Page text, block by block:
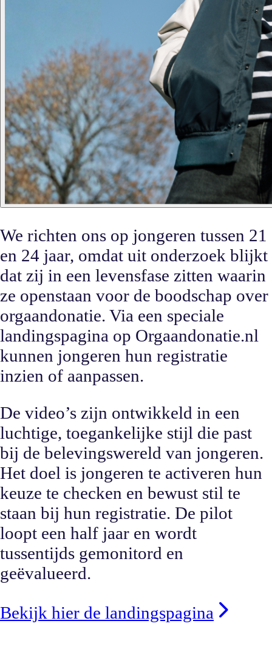
We richten ons op jongeren tussen 21
en 24 jaar, omdat uit onderzoek blijkt
dat zij in een levensfase zitten waarin
ze openstaan voor de boodschap over
orgaandonatie. Via een speciale
landingspagina op Orgaandonatie.nl
kunnen jongeren hun registratie
inzien of aanpassen.
De video’s zijn ontwikkeld in een
luchtige, toegankelijke stijl die past
bij de belevingswereld van jongeren.
Het doel is jongeren te activeren hun
keuze te checken en bewust stil te
staan bij hun registratie. De pilot
loopt een half jaar en wordt
tussentijds gemonitord en
geëvalueerd.
Bekijk hier de landingspagina